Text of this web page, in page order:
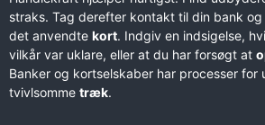
straks. Tag derefter kontakt til din bank
det anvendte kort. Indgiv en indsigelse,
vilkår var uklare, eller at du har forsøgt at
Banker og kortselskaber har processer for
tvivlsomme træk.